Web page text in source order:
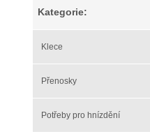
Kategorie:
Klece
Přenosky
Potřeby pro hnízdění